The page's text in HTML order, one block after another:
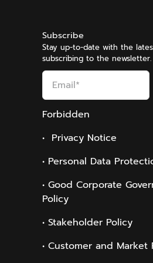
Subscribe
Stay up-to-date with the
subscribing to the newsletter.
Forbidden
• Privacy Notice
• Personal Data
• Good Corporate
Policy
• Stakeholder Policy
• Customer and Market